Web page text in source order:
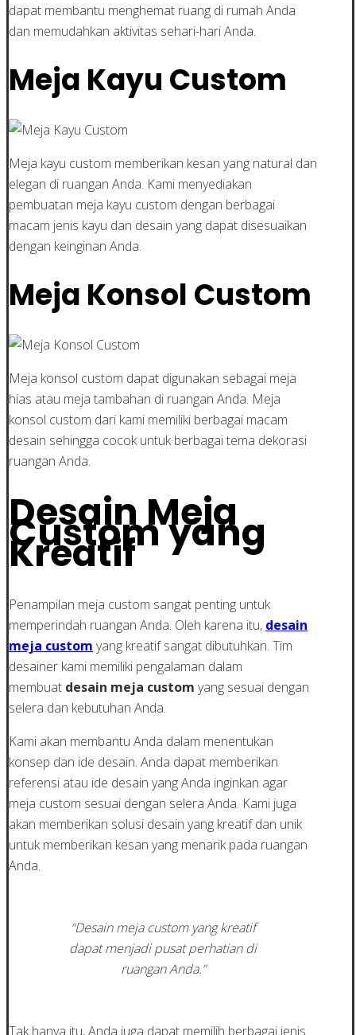
dapat membantu menghemat ruang di rumah Anda
dan memudahkan aktivitas sehari-hari Anda.
Meja Kayu Custom
Meja kayu custom memberikan kesan yang natural dan
elegan di ruangan Anda. Kami menyediakan
pembuatan meja kayu custom dengan berbagai
macam jenis kayu dan desain yang dapat disesuaikan
dengan keinginan Anda.
Meja Konsol Custom
Meja konsol custom dapat digunakan sebagai meja
hias atau meja tambahan di ruangan Anda. Meja
konsol custom dari kami memiliki berbagai macam
desain sehingga cocok untuk berbagai tema dekorasi
ruangan Anda.
Desain Meja
Custom yang
Kreatif
Penampilan meja custom sangat penting untuk
memperindah ruangan Anda. Oleh karena itu, desain
meja custom yang kreatif sangat dibutuhkan. Tim
desainer kami memiliki pengalaman dalam
membuat desain meja custom yang sesuai dengan
selera dan kebutuhan Anda.
Kami akan membantu Anda dalam menentukan
konsep dan ide desain. Anda dapat memberikan
referensi atau ide desain yang Anda inginkan agar
meja custom sesuai dengan selera Anda. Kami juga
akan memberikan solusi desain yang kreatif dan unik
untuk memberikan kesan yang menarik pada ruangan
Anda.
“Desain meja custom yang kreatif
dapat menjadi pusat perhatian di
ruangan Anda.”
Tak hanya itu, Anda juga dapat memilih berbagai jenis